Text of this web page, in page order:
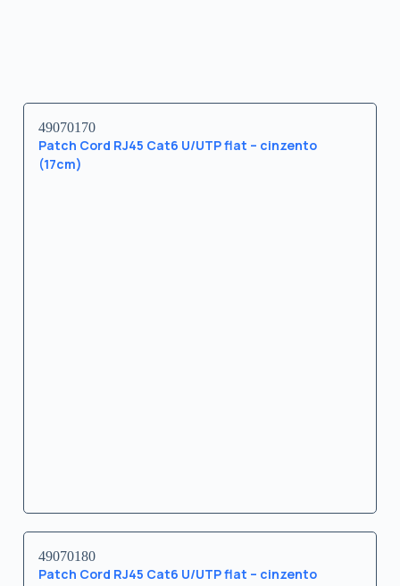
49070170
Patch Cord RJ45 Cat6 U/UTP flat – cinzento
(17cm)
49070180
Patch Cord RJ45 Cat6 U/UTP flat – cinzento